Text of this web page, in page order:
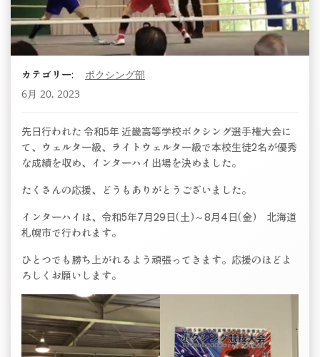
カテゴリー:
ボクシング部
6月 20, 2023
先日行われた 令和5年 近畿高等学校ボクシング選手権大会に
て、ウェルター級、ライトウェルター級で本校生徒2名が優秀
な成績を収め、インターハイ出場を決めました。
たくさんの応援、どうもありがとうございました。
インターハイは、令和5年7月29日(土)～8月4日(金) 北海道
札幌市で行われます。
ひとつでも勝ち上がれるよう頑張ってきます。応援のほどよ
ろしくお願いします。